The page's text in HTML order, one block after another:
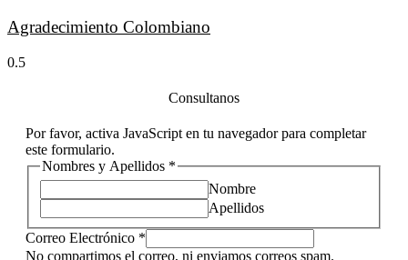
Agradecimiento Colombiano
Consultanos
Por favor, activa JavaScript en tu navegador para completar
este formulario.
Nombres y Apellidos *
Nombre
Apellidos
Message
Nombres
Correo Electrónico *
No compartimos el correo, ni enviamos correos spam.